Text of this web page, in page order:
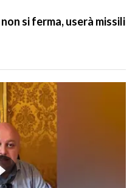
si ferma, userà missili